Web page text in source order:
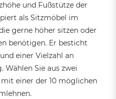
und Fußstütze der
als Sitzmöbel im
gerne höher sitzen oder
benötigen. Er besticht
einer Vielzahl an
Wählen Sie aus zwei
einer der 10 möglichen